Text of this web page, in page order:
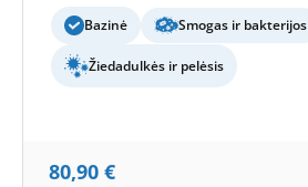
Bazinė
Smogas ir bakterijos
Žiedadulkės ir pelėsis
80,90 €